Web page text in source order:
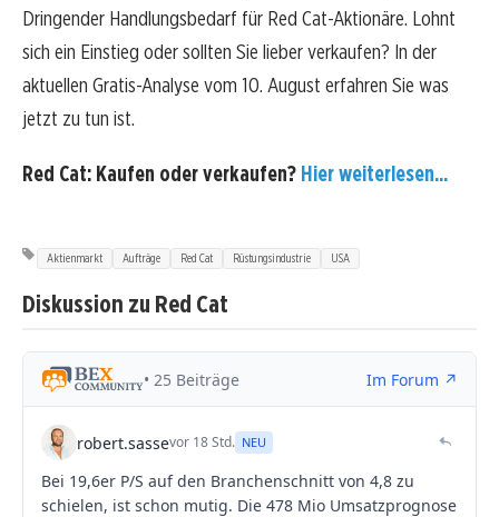
Dringender Handlungsbedarf für Red Cat-Aktionäre. Lohnt
sich ein Einstieg oder sollten Sie lieber verkaufen? In der
aktuellen Gratis-Analyse vom 10. August erfahren Sie was
jetzt zu tun ist.
Red Cat: Kaufen oder verkaufen? Hier weiterlesen...
Aktienmarkt Aufträge Red Cat Rüstungsindustrie USA
Diskussion zu Red Cat